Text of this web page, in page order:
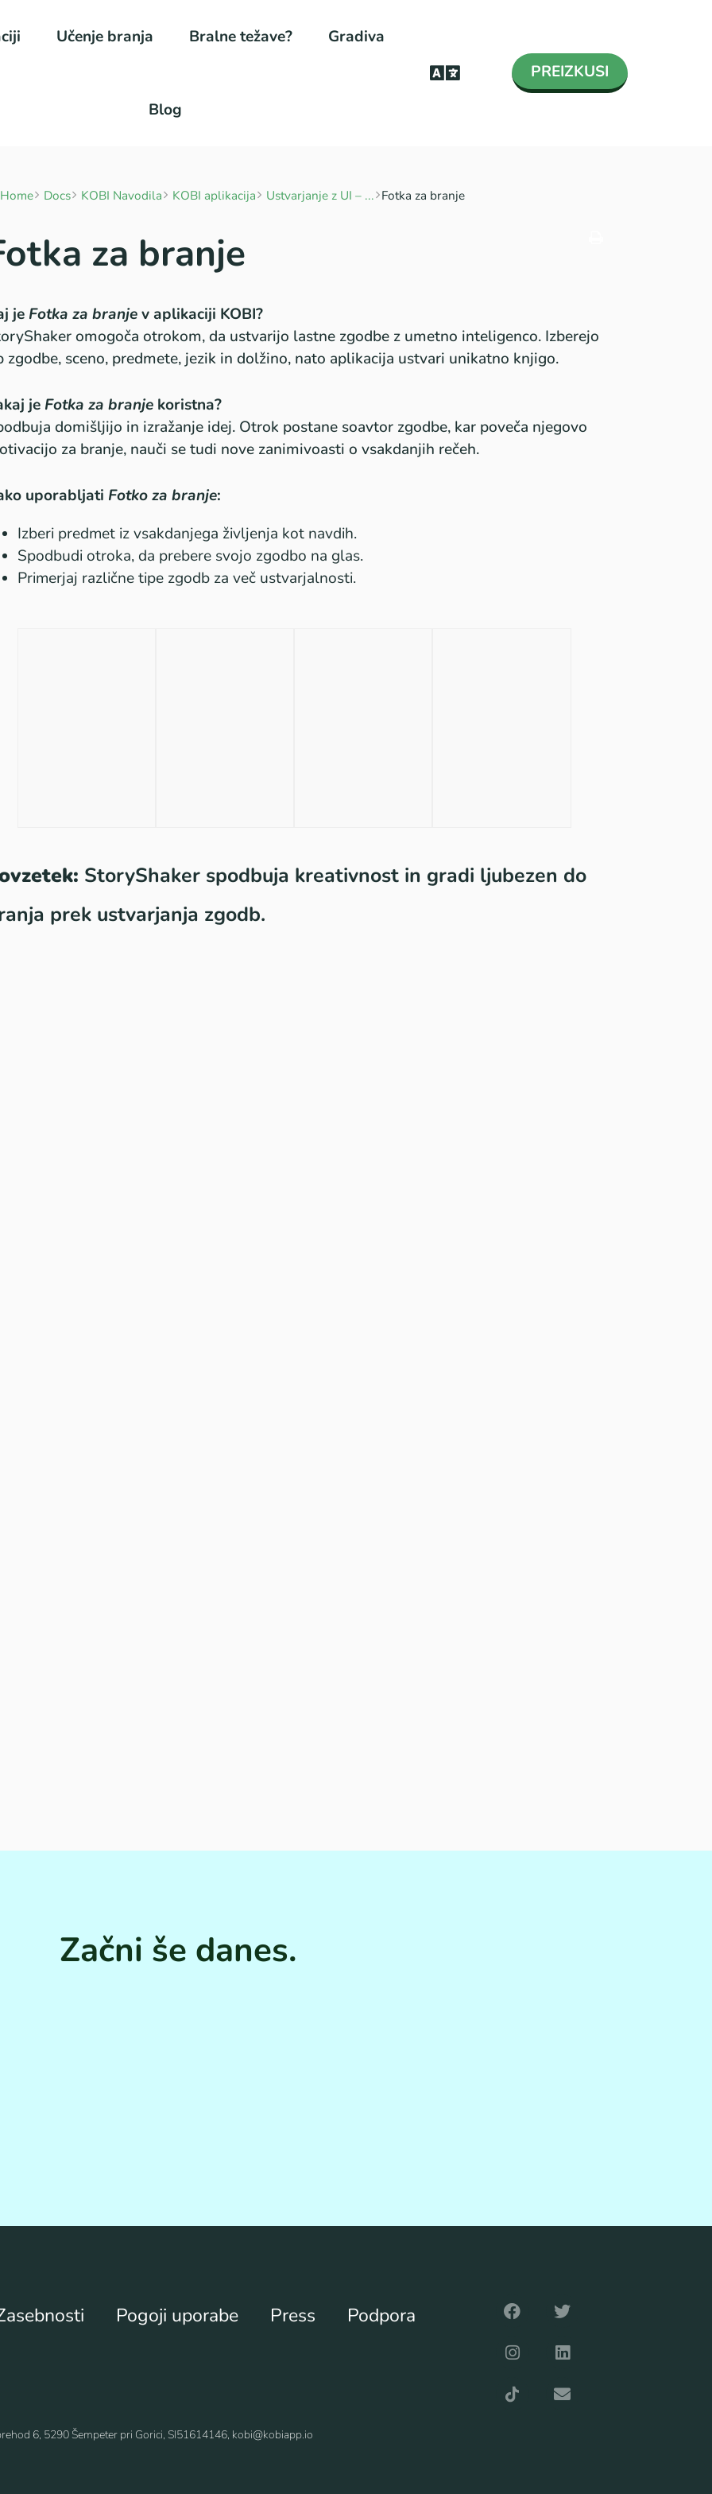
Učenje branja Bralne težave? Gradiva
Blog
PREIZKUSI
Home Docs KOBI Navodila KOBI aplikacija Ustvarjanje z UI – ... Fotka za branje
za branje
je Fotka za branjev aplikaciji KOBI?
omogoča otrokom, da ustvarijo lastne zgodbe z umetno inteligenco. Izberejo
zgodbe, sceno, predmete, jezik in dolžino, nato aplikacija ustvari unikatno knjigo.
je Fotka za branjekoristna?
domišljijo in izražanje idej. Otrok postane soavtor zgodbe, kar poveča njegovo
za branje, nauči se tudi nove zanimivoasti o vsakdanjih rečeh.
uporabljati Fotko za branje:
Izberi predmet iz vsakdanjega življenja kot navdih.
Spodbudi otroka, da prebere svojo zgodbo na glas.
Primerjaj različne tipe zgodb za več ustvarjalnosti.
StoryShaker spodbuja kreativnost in gradi ljubezen do
prek ustvarjanja zgodb.
Začni še danes.
Pogoji uporabe Press Podpora
6, 5290 Šempeter pri Gorici, SI51614146, kobi@kobiapp.io